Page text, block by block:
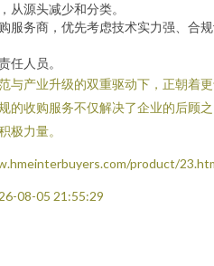
从源头减少和分类。
服务商，优先考虑技术实力强、合
任人员。
与产业升级的双重驱动下，正朝着
的收购服务不仅解决了企业的后顾之
极力量。
product/
08-05 21:55:29